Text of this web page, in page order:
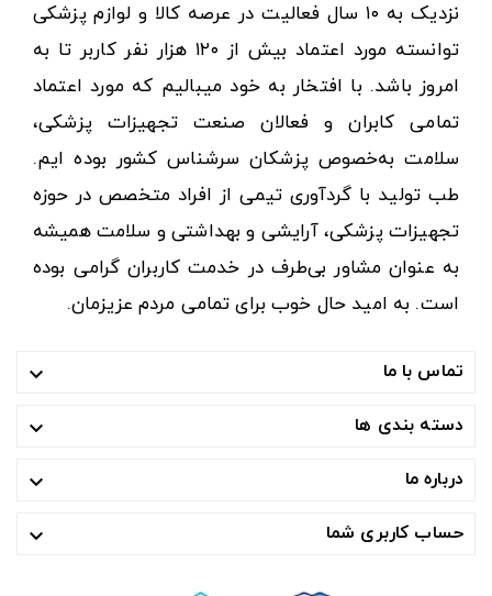
نزدیک به ۱۰ سال فعالیت در عرصه کالا و لوازم پزشکی
توانسته مورد اعتماد بیش از ۱۲۰ هزار نفر کاربر تا به
امروز باشد. با افتخار به خود میبالیم که مورد اعتماد
تمامی کابران و فعالان صنعت تجهیزات پزشکی،
سلامت به‌خصوص پزشکان سرشناس کشور بوده ایم.
طب تولید با گردآوری تیمی از افراد متخصص در حوزه
تجهیزات پزشکی، آرایشی و بهداشتی و سلامت همیشه
به عنوان مشاور بی‌طرف در خدمت کاربران گرامی بوده
است. به امید حال خوب برای تمامی مردم عزیزمان.
تماس با ما 
دسته بندی ها 
درباره ما 
حساب کاربری شما 